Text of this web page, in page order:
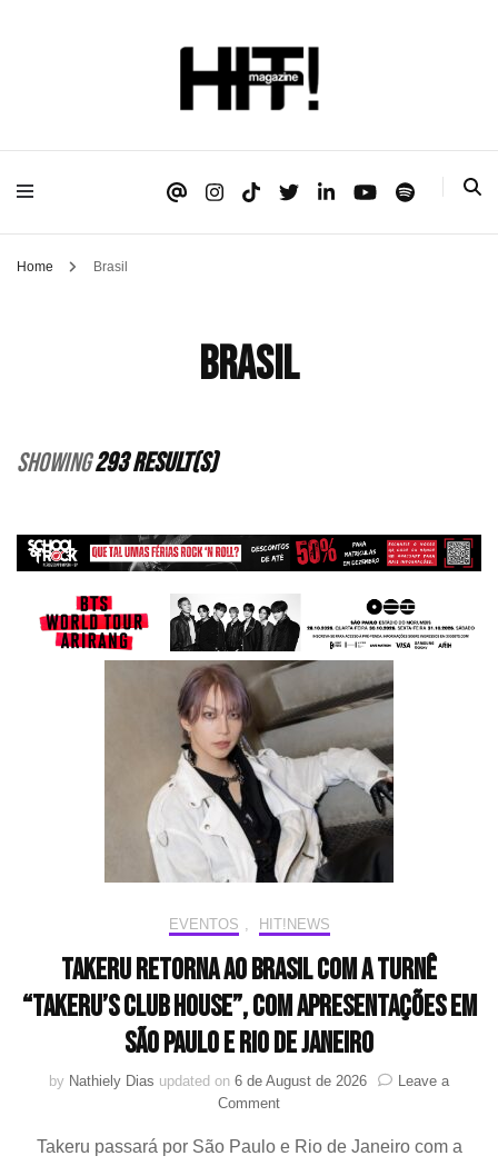
HIT!Magazine
Home Brasil
Brasil
Showing293 Result(s)
EVENTOS HIT!NEWS
Takeru retorna ao Brasil com a turnê
“Takeru’s Club House”, com apresentações em
São Paulo e Rio de Janeiro
by Nathiely Dias updated on 6 de August de 2026
Leave a
Commenton
retorna
Takeru passará por São Paulo e Rio de Janeiro com a